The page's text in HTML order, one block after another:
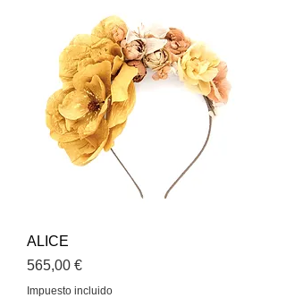
ALICE
Precio
565,00 €
Impuesto incluido